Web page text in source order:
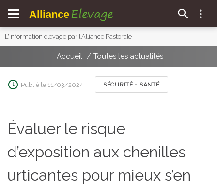
Alliance Elevage
L'information élevage par l'Alliance Pastorale
Accueil Toutes les actualités
Publié le 11/03/2024 SÉCURITÉ - SANTÉ
Évaluer le risque
d’exposition aux chenilles
urticantes pour mieux s’en